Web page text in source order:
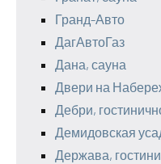
Гранд-Авто
ДагАвтоГаз
Дана, сауна
Двери на
Дебри,
Демидовская
Держава,